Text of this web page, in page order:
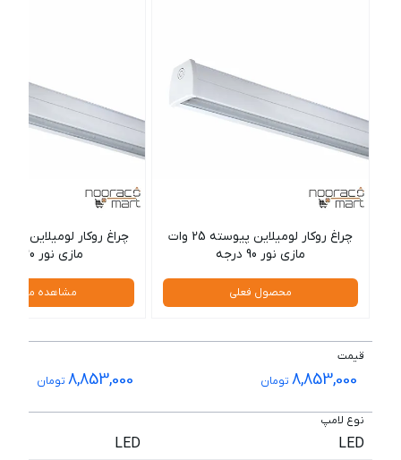
چراغ روکار لومیلاین پیوسته 25 وات
مازی نور 90 درجه
محصول فعلی
مازی نور 30 درجه
مشاهده
قیمت
8,853,000 تومان 8,853,000 تومان
نوع لامپ
LED
LED